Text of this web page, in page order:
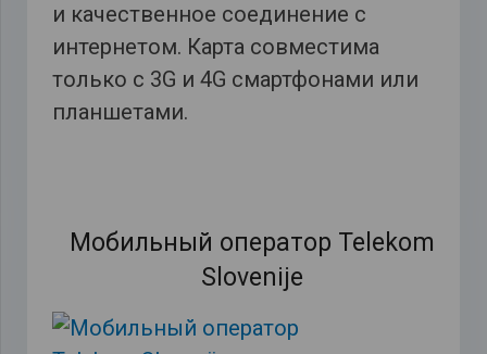
и качественное соединение с
интернетом. Карта совместима
только с 3G и 4G смартфонами или
планшетами.
Мобильный оператор Telekom
Slovenije